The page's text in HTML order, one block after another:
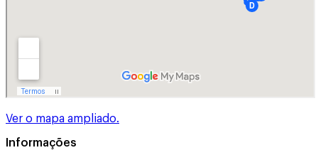
Ver o mapa ampliado.
Informações